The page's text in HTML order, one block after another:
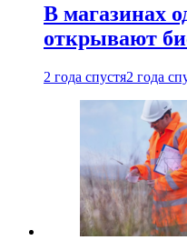
В магазинах
открывают
2 года спустя2 года